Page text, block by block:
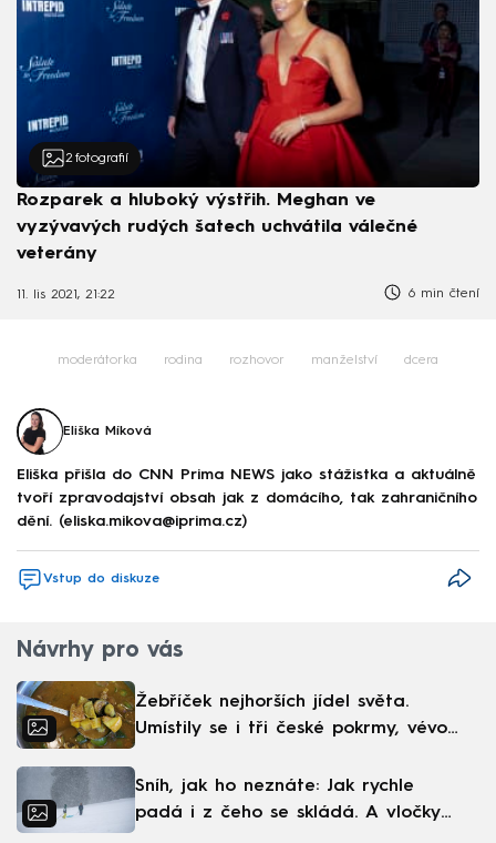
2 fotografií
Rozparek a hluboký výstřih. Meghan ve
vyzývavých rudých šatech uchvátila válečné
veterány
11. lis 2021, 21:22 6 min čtení
moderátorka rodina rozhovor manželství dcera
Eliška Míková
Eliška přišla do CNN Prima NEWS jako stážistka a aktuálně
tvoří zpravodajství obsah jak z domácího, tak zahraničního
dění. (eliska.mikova@iprima.cz)
Vstup do diskuze
Návrhy pro vás
Žebříček nejhorších jídel světa.
Umístily se i tři české pokrmy, vévodí
Sníh, jak ho neznáte: Jak rychle
padá i z čeho se skládá. A vločky